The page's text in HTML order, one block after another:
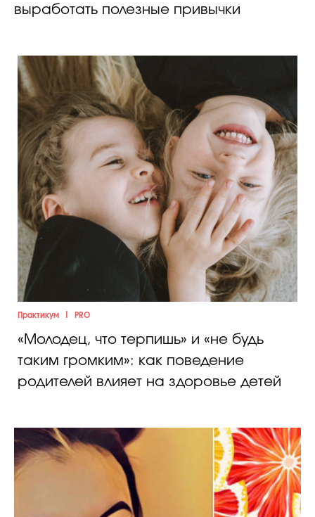
выработать полезные привычки
Практикум PRO
«Молодец, что терпишь» и «не будь
таким громким»: как поведение
родителей влияет на здоровье детей